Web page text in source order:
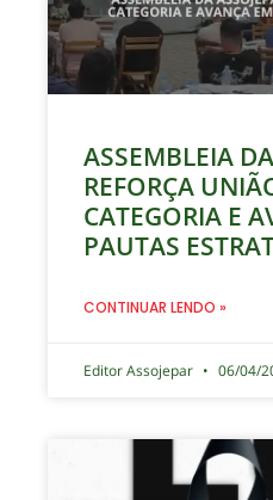
ASSEMBLEIA
REFORÇA
CATEGORIA E
PAUTAS
CONTINUAR LENDO »
Editor Assojepar 06/04/